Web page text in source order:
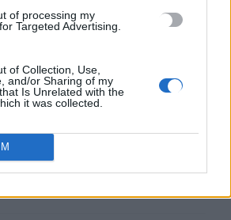
of processing my
Targeted Advertising.
of Collection, Use,
and/or Sharing of my
Is Unrelated with the
it was collected.
και… ξενοφοβία στα Mini Bus;
πυρκαγιές: Διασώθηκε σχεδόν στο
της Πρέβελης